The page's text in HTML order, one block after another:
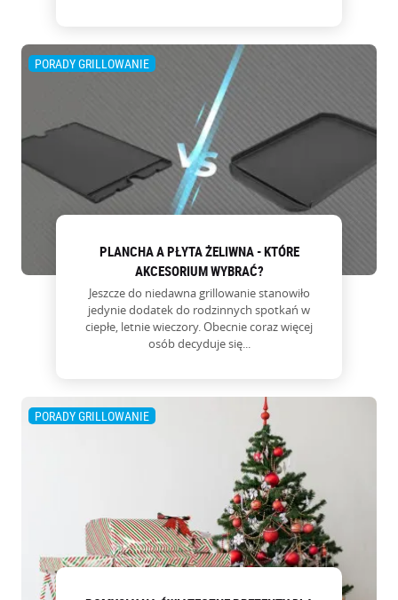
PORADY GRILLOWANIE
PLANCHA A PŁYTA ŻELIWNA - KTÓRE
AKCESORIUM WYBRAĆ?
Jeszcze do niedawna grillowanie stanowiło
jedynie dodatek do rodzinnych spotkań w
ciepłe, letnie wieczory. Obecnie coraz więcej
osób decyduje się...
PORADY GRILLOWANIE